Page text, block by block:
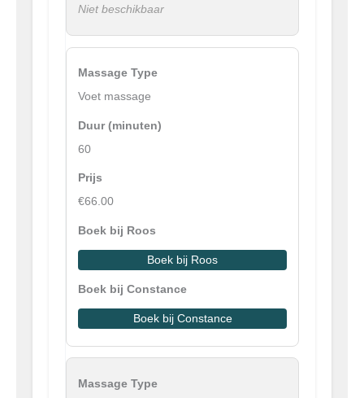
Niet beschikbaar
Voet massage
60
€66.00
Boek bij Roos
Boek bij Constance